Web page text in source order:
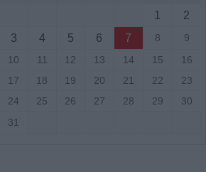
1
2
3
4 5 6 7 8
9
10
11 12 13 14 15
16
17
18 19 20 21 22
23
24
25 26 27 28 29
30
31